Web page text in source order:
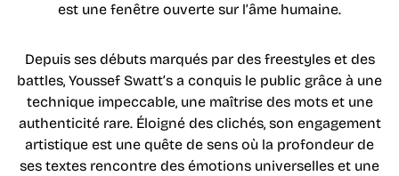
est une fenêtre ouverte sur l’âme humaine.
Depuis ses débuts marqués par des freestyles et des
battles, Youssef Swatt’s a conquis le public grâce à une
technique impeccable, une maîtrise des mots et une
authenticité rare. Éloigné des clichés, son engagement
artistique est une quête de sens où la profondeur de
ses textes rencontre des émotions universelles et une